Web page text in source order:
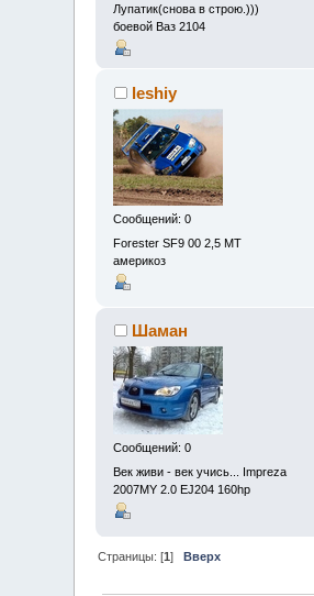
Лупатик(снова в строю.)))
боевой Ваз 2104
leshiy
Сообщений: 0
Forester SF9 00 2,5 МТ
америкоз
Шаман
Сообщений: 0
Век живи - век учись... Impreza
2007MY 2.0 EJ204 160hp
Страницы: [1]Вверх